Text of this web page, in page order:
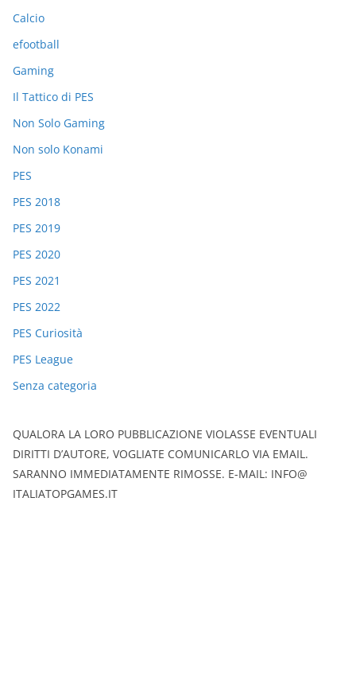
Calcio
efootball
Gaming
Il Tattico di PES
Non Solo Gaming
Non solo Konami
PES
PES 2018
PES 2019
PES 2020
PES 2021
PES 2022
PES Curiosità
PES League
Senza categoria
QUALORA LA LORO PUBBLICAZIONE VIOLASSE EVENTUALI
DIRITTI D’AUTORE, VOGLIATE COMUNICARLO VIA EMAIL.
SARANNO IMMEDIATAMENTE RIMOSSE. E-MAIL: INFO@
ITALIATOPGAMES.IT